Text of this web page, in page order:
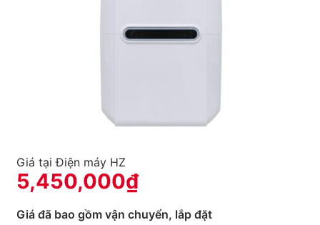
Giá tại Điện máy HZ
5,450,000₫
Giá đã bao gồm vận chuyển, lắp đặt